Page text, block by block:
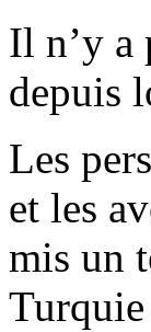
Il n’y a
depuis
Les
et les
mis un